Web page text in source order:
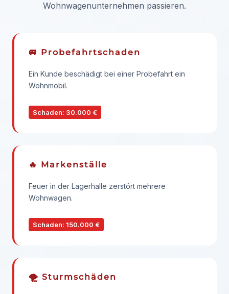
Wohnwagenunternehmen passieren.
🚐 Probefahrtschaden
Ein Kunde beschädigt bei einer Probefahrt ein
Wohnmobil.
Schaden: 30.000 €
🔥 Markenställe
Feuer in der Lagerhalle zerstört mehrere
Wohnwagen.
Schaden: 150.000 €
🌪️ Sturmschäden